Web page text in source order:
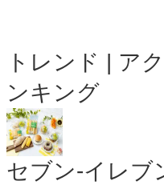
トレンド | ア
ンキング
セブン‐イレブ